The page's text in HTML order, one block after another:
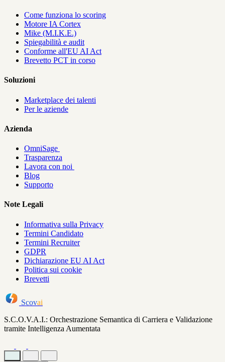
Come funziona lo scoring
Motore IA Cortex
Mike (M.I.K.E.)
Spiegabilità e audit
Conforme all'EU AI Act
Brevetto PCT in corso
Soluzioni
Marketplace dei talenti
Per le aziende
Azienda
OmniSage
Trasparenza
Lavora con noi
Blog
Supporto
Note Legali
Informativa sulla Privacy
Termini Candidato
Termini Recruiter
GDPR
Dichiarazione EU AI Act
Politica sui cookie
Brevetti
Scovai
S.C.O.V.A.I.: Orchestrazione Semantica di Carriera e Validazione
tramite Intelligenza Aumentata